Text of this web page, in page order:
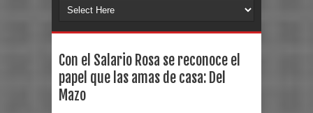
Con el Salario Rosa se reconoce el
papel que las amas de casa: Del
Mazo